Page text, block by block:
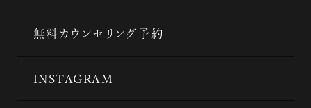
無料カウンセリング予約
INSTAGRAM